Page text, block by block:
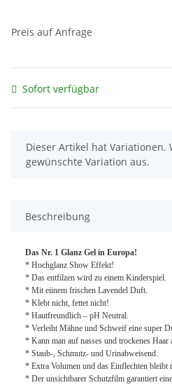
Preis auf Anfrage
Sofort verfügbar
x
Dieser Artikel hat Variationen.
gewünschte Variation aus.
Beschreibung
Das Nr. 1 Glanz Gel in Europa!
* Hochglanz Show Effekt!
* Das entfilzen wird zu einem Kinderspiel.
* Mit eiinem frischen Lavendel Duft.
* Klebt nicht, fettet nicht!
* Hautfreundlich – pH Neutral.
* Verleiht Mähne und Schweif eine super
* Kann man auf nasses und trockenes Haar
* Staub-, Schmutz- und Urinabweisend.
* Extra Volumen und das Einflechten bleibt
* Der unsichtbarer Schutzfilm garantiert